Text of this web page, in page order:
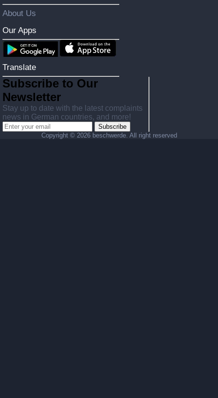
About Us
Our Apps
Translate
Subscribe to Our
Newsletter
Stay up to date with the latest complaints
news in German countries, and more!
Subscribe
Copyright © 2026 beschwerde. All right reserved